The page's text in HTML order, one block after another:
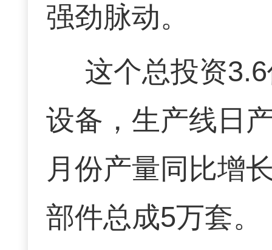
强劲脉动。
这个总投资
设备，生产线日
月份产量同比增
部件总成5万套。